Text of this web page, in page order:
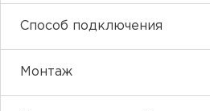
Способ подключения
Монтаж